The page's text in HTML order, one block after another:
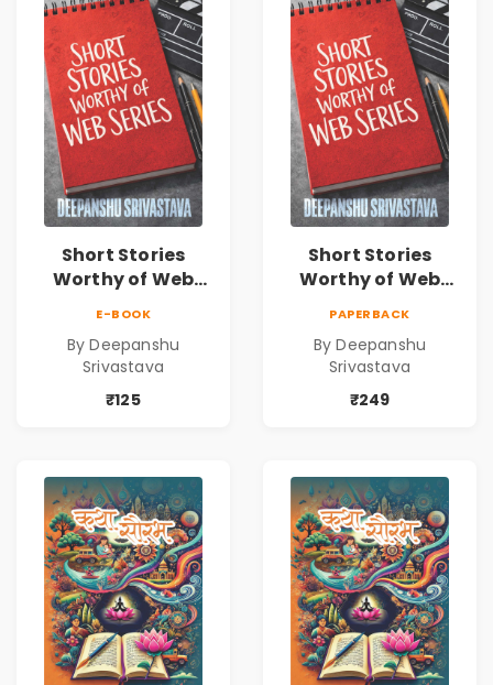
Short Stories
Worthy of Web
Deepanshu
Srivastava
E-BOOK
By Deepanshu
Srivastava
₹125
Short Stories
Worthy of Web
Deepanshu
Srivastava
PAPERBACK
By Deepanshu
Srivastava
₹249